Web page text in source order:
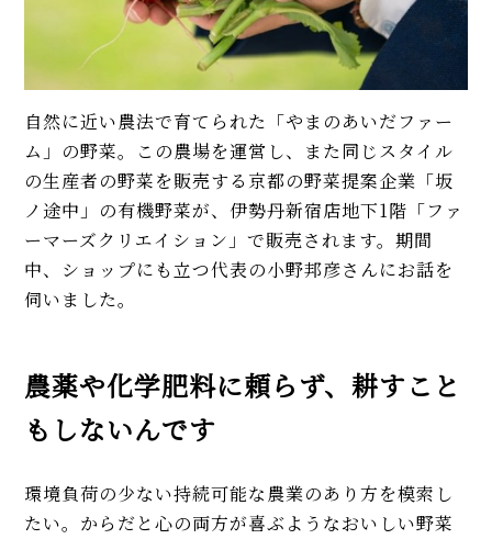
自然に近い農法で育てられた「やまのあいだファー
ム」の野菜。この農場を運営し、また同じスタイル
の生産者の野菜を販売する京都の野菜提案企業「坂
ノ途中」の有機野菜が、伊勢丹新宿店地下1階「ファ
ーマーズクリエイション」で販売されます。期間
中、ショップにも立つ代表の小野邦彦さんにお話を
伺いました。
農薬や化学肥料に頼らず、耕すこと
もしないんです
環境負荷の少ない持続可能な農業のあり方を模索し
たい。からだと心の両方が喜ぶようなおいしい野菜